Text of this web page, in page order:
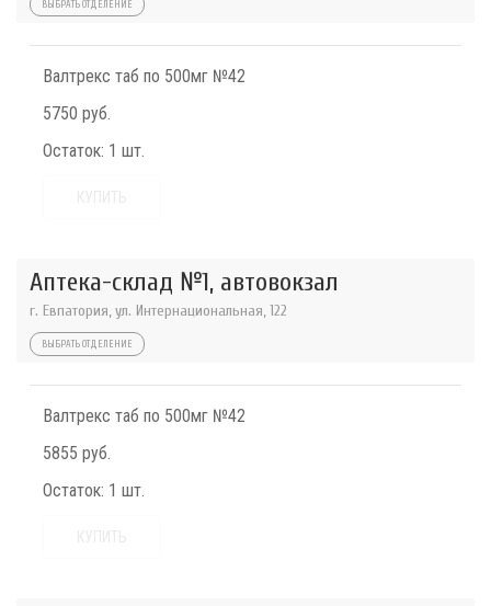
ВЫБРАТЬ ОТДЕЛЕНИЕ
Валтрекс таб по 500мг №42
5750 руб.
Остаток: 1 шт.
Аптека-склад №1, автовокзал
г. Евпатория, ул. Интернациональная, 122
ВЫБРАТЬ ОТДЕЛЕНИЕ
Валтрекс таб по 500мг №42
5855 руб.
Остаток: 1 шт.